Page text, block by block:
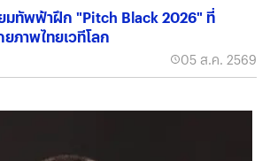
มทัพฟ้าฝึก "Pitch Black 2026" ที่
ภาพไทยเวทีโลก
05 ส.ค. 2569